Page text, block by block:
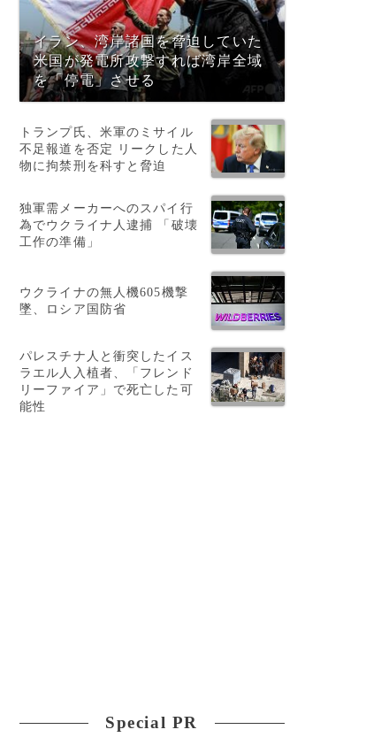
イラン、湾岸諸国を脅迫していた
米国が発電所攻撃すれば湾岸全域
を「停電」させる
トランプ氏、米軍のミサイル
不足報道を否定 リークした人
物に拘禁刑を科すと脅迫
独軍需メーカーへのスパイ行
為でウクライナ人逮捕 「破壊
工作の準備」
ウクライナの無人機605機撃
墜、ロシア国防省
パレスチナ人と衝突したイス
ラエル人入植者、「フレンド
リーファイア」で死亡した可
能性
Special PR